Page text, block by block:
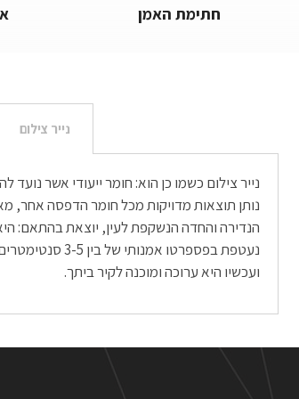
חתימת האמן
נייר צילום
נייר צילום כשמו כן הוא: חומר ייעודי אשר
ועכשיו היא ערוכה ומוכנה לקיר ביתך.